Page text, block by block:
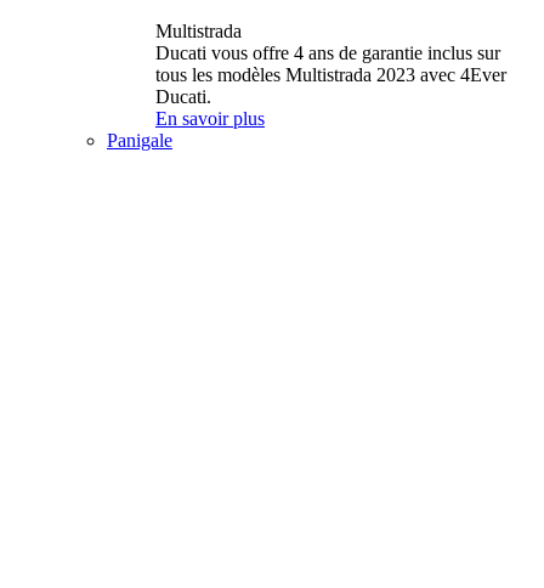
Multistrada
Ducati vous offre 4 ans de garantie inclus sur
tous les modèles Multistrada 2023 avec 4Ever
Ducati.
En savoir plus
Panigale